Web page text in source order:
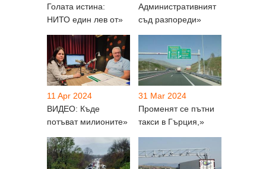
Голата истина:
НИТО един лев от»
Административният
съд разпореди»
11 Apr 2024
ВИДЕО: Къде
потъват милионите»
31 Mar 2024
Променят се пътни
такси в Гърция,»